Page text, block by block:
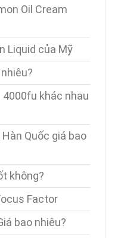
Oil Cream
Liquid của Mỹ
khác nhau
Quốc giá bao
không?
Factor
bao nhiêu?